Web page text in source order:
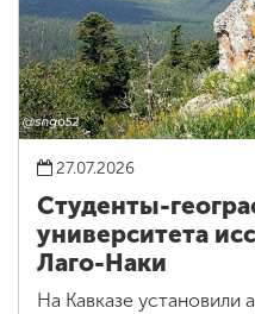
27.07.2026
Студенты-
университета
Лаго-Наки
На Кавказе установили